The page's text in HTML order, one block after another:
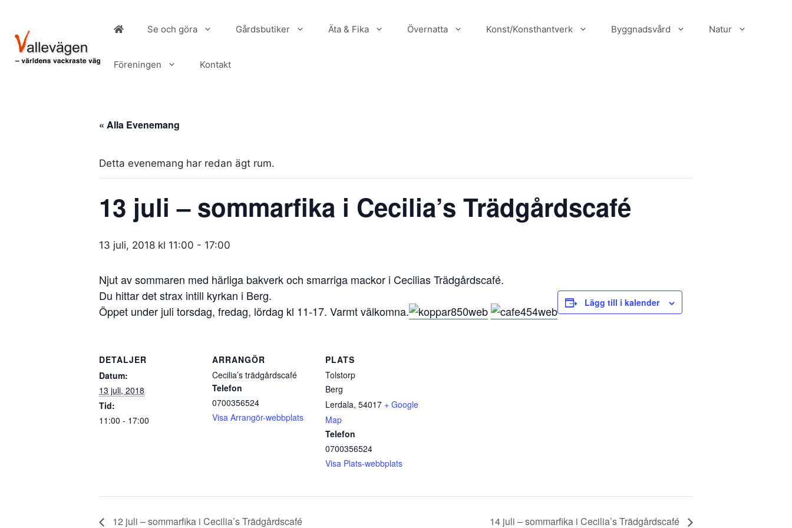
innehåll
Se och göra Gårdsbutiker Äta & Fika Övernatta Konst/Konsthantverk Byggnadsvård Natur
Föreningen Kontakt
« Alla Evenemang
Detta evenemang har redan ägt rum.
13 juli – sommarfika i Cecilia’s Trädgårdscafé
13 juli, 2018 kl 11:00 - 17:00
Njut av sommaren med härliga bakverk och smarriga mackor i Cecilias Trädgårdscafé.
Du hittar det strax intill kyrkan i Berg.
Öppet under juli torsdag, fredag, lördag kl 11-17. Varmt välkomna.
Lägg till i kalender
DETALJER
Datum:
13 juli, 2018
Tid:
11:00 - 17:00
ARRANGÖR
Cecilia’s trädgårdscafé
Telefon
0700356524
Visa Arrangör-webbplats
PLATS
Tolstorp
Berg
Lerdala, 54017 + Google
Map
Telefon
0700356524
Visa Plats-webbplats
12 juli – sommarfika i Cecilia’s Trädgårdscafé 14 juli – sommarfika i Cecilia’s Trädgårdscafé